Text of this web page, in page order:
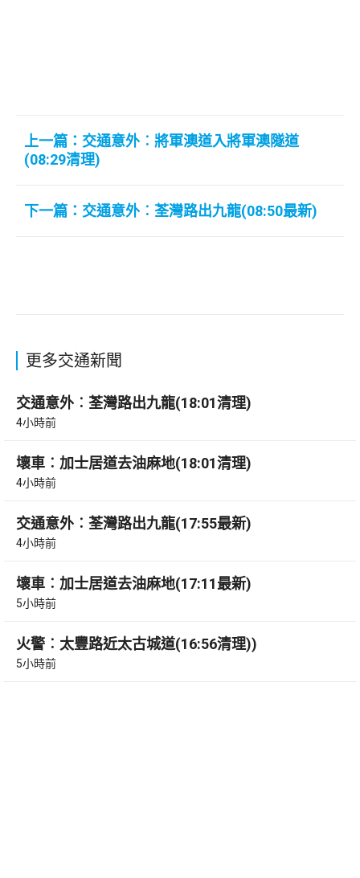
上一篇：交通意外︰將軍澳道入將軍澳隧道
(08:29清理)
下一篇：交通意外︰荃灣路出九龍(08:50最新)
更多交通新聞
交通意外︰荃灣路出九龍(18:01清理)
4小時前
壞車︰加士居道去油麻地(18:01清理)
4小時前
交通意外︰荃灣路出九龍(17:55最新)
4小時前
壞車︰加士居道去油麻地(17:11最新)
5小時前
火警︰太豐路近太古城道(16:56清理))
5小時前